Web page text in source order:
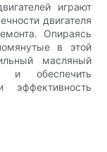
играют
двигателя
Опираясь
в этой
масляный
и обеспечить
эффективность